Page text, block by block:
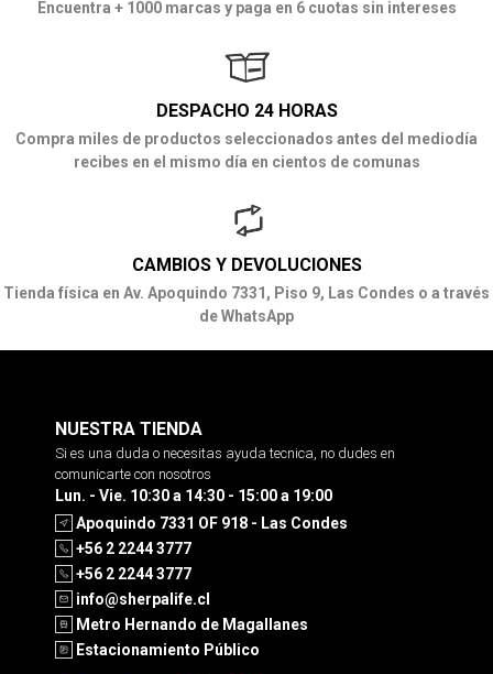
Encuentra + 1000 marcas y paga en 6 cuotas sin intereses
DESPACHO 24 HORAS
Compra miles de productos seleccionados antes del mediodía
recibes en el mismo día en cientos de comunas
CAMBIOS Y DEVOLUCIONES
Tienda física en Av. Apoquindo 7331, Piso 9, Las Condes o a través
de WhatsApp
NUESTRA TIENDA
Si es una duda o necesitas ayuda tecnica, no dudes en
comunicarte con nosotros
Lun. - Vie. 10:30 a 14:30 - 15:00 a 19:00
Apoquindo 7331 OF 918 - Las Condes
+56 2 2244 3777
+56 2 2244 3777
info@sherpalife.cl
Metro Hernando de Magallanes
Estacionamiento Público